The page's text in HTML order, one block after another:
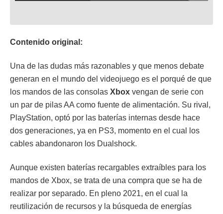
Contenido original:
Una de las dudas más razonables y que menos debate
generan en el mundo del videojuego es el porqué de que
los mandos de las consolas Xbox vengan de serie con
un par de pilas AA como fuente de alimentación. Su rival,
PlayStation, optó por las baterías internas desde hace
dos generaciones, ya en PS3, momento en el cual los
cables abandonaron los Dualshock.
Aunque existen baterías recargables extraíbles para los
mandos de Xbox, se trata de una compra que se ha de
realizar por separado. En pleno 2021, en el cual la
reutilización de recursos y la búsqueda de energías